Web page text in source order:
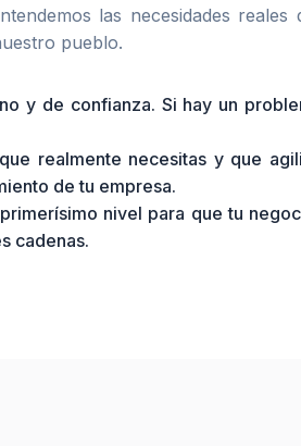
las necesidades
pueblo.
y de confianza. Si hay un
realmente necesitas y que
de tu empresa.
nivel para que tu
cadenas.